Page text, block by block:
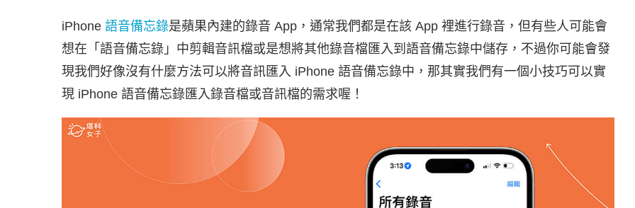
iPhone 語音備忘錄是蘋果內建的錄音 App，通常我們都是在該 App 裡進行錄音，但有些人可能會
想在「語音備忘錄」中剪輯音訊檔或是想將其他錄音檔匯入到語音備忘錄中儲存，不過你可能會發
現我們好像沒有什麼方法可以將音訊匯入 iPhone 語音備忘錄中，那其實我們有一個小技巧可以實
現 iPhone 語音備忘錄匯入錄音檔或音訊檔的需求喔！